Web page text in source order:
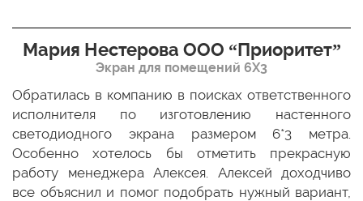
Мария Нестерова ООО “Приоритет”
Экран для помещений 6Х3
Обратилась в компанию в поисках ответственного
исполнителя по изготовлению настенного
светодиодного экрана размером 6*3 метра.
Особенно хотелось бы отметить прекрасную
работу менеджера Алексея. Алексей доходчиво
все объяснил и помог подобрать нужный вариант,